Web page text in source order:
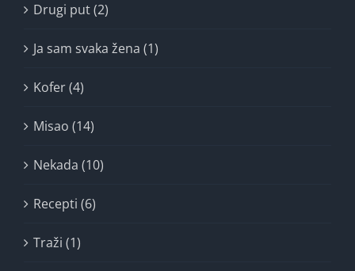
Drugi put (2)
Ja sam svaka žena (1)
Kofer (4)
Misao (14)
Nekada (10)
Recepti (6)
Traži (1)